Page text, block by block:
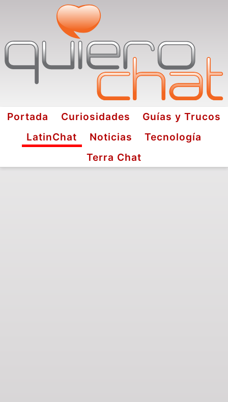
Portada Curiosidades
Guías y Trucos
LatinChat
Noticias
Tecnología
Terra Chat